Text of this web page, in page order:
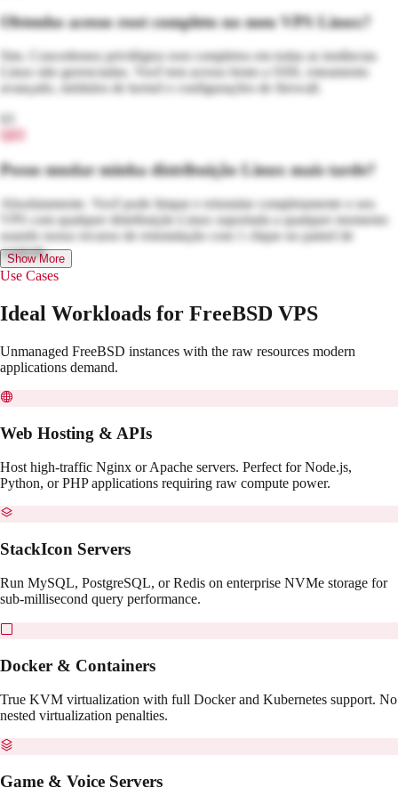
Obtenho acesso root completo no meu VPS Linux?
Sim. Concedemos privilégios root completos em todas as instâncias
Linux não gerenciadas. Você tem acesso bruto a SSH, roteamento
avançado, módulos de kernel e configurações de firewall.
Q03
Posso mudar minha distribuição Linux mais tarde?
Absolutamente. Você pode limpar e reinstalar completamente o seu
VPS com qualquer distribuição Linux suportada a qualquer momento
usando nosso recurso de reinstalação com 1 clique no painel de
controle.
Show More
Use Cases
Ideal Workloads for FreeBSD VPS
Unmanaged FreeBSD instances with the raw resources modern
applications demand.
Web Hosting & APIs
Host high-traffic Nginx or Apache servers. Perfect for Node.js,
Python, or PHP applications requiring raw compute power.
StackIcon Servers
Run MySQL, PostgreSQL, or Redis on enterprise NVMe storage for
sub-millisecond query performance.
Docker & Containers
True KVM virtualization with full Docker and Kubernetes support. No
nested virtualization penalties.
Game & Voice Servers